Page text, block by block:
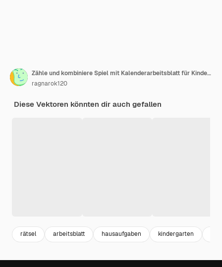
Zähle und kombiniere Spiel mit Kalenderarbeitsblatt für Kinder im Vorschulalter
ragnarok120
Diese Vektoren könnten dir auch gefallen
rätsel arbeitsblatt hausaufgaben kindergarten